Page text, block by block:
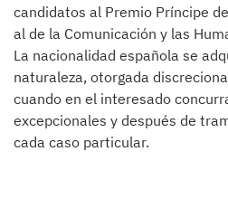
candidatos al Premio Príncipe
al de la Comunicación y las
La nacionalidad española se
naturaleza, otorgada
cuando en el interesado
excepcionales y después de
cada caso particular.